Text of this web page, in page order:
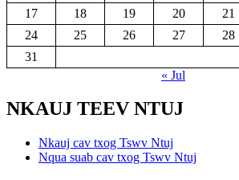
17
18 19 20 21
24
25 26 27 28
31
« Jul
NKAUJ TEEV NTUJ
Nkauj cav txog Tswv Ntuj
Nqua suab cav txog Tswv Ntuj